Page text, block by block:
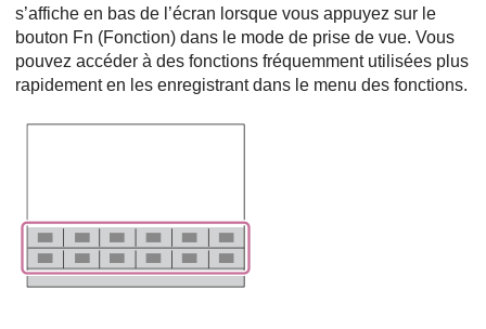
s’affiche en bas de l’écran lorsque vous appuyez sur le
bouton Fn (Fonction) dans le mode de prise de vue. Vous
pouvez accéder à des fonctions fréquemment utilisées plus
rapidement en les enregistrant dans le menu des fonctions.